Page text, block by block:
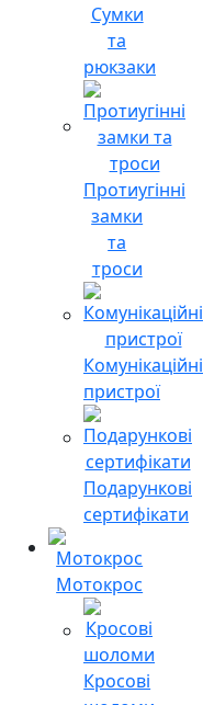
Сумки
та
рюкзаки
Протиугінні
замки
та
троси
Комунікаційні
пристрої
Подарункові
сертифікати
Мотокрос
Кросові